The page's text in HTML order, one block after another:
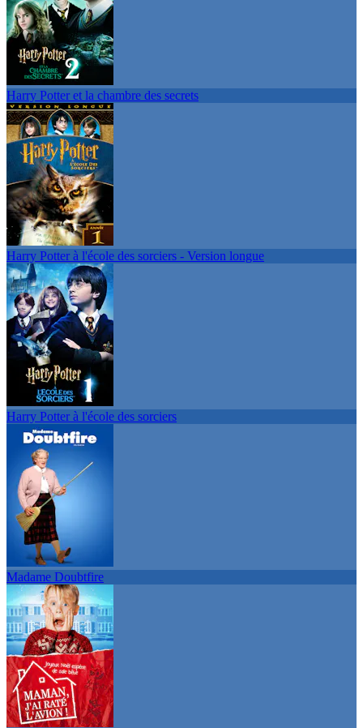
Harry Potter et la chambre des secrets
Harry Potter à l'école des sorciers - Version longue
Harry Potter à l'école des sorciers
Madame Doubtfire